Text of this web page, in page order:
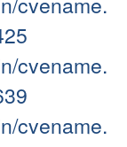
cvename.
cvename.